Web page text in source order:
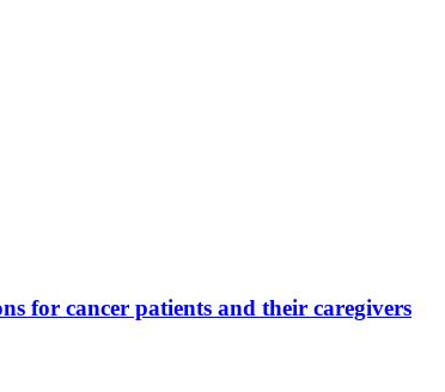
for cancer patients and their caregivers